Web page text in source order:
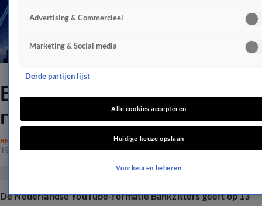
Bankzitters kondigen groots
nieuws aan over de grens
BN'ERS
19 mrt 2026, 12:44
De Nederlandse YouTube-formatie Bankzitters geeft op 13
Advertising & Commercieel
Marketing & Social media
Derde partijen lijst
Alle cookies accepteren
Huidige keuze opslaan
Voorkeuren beheren